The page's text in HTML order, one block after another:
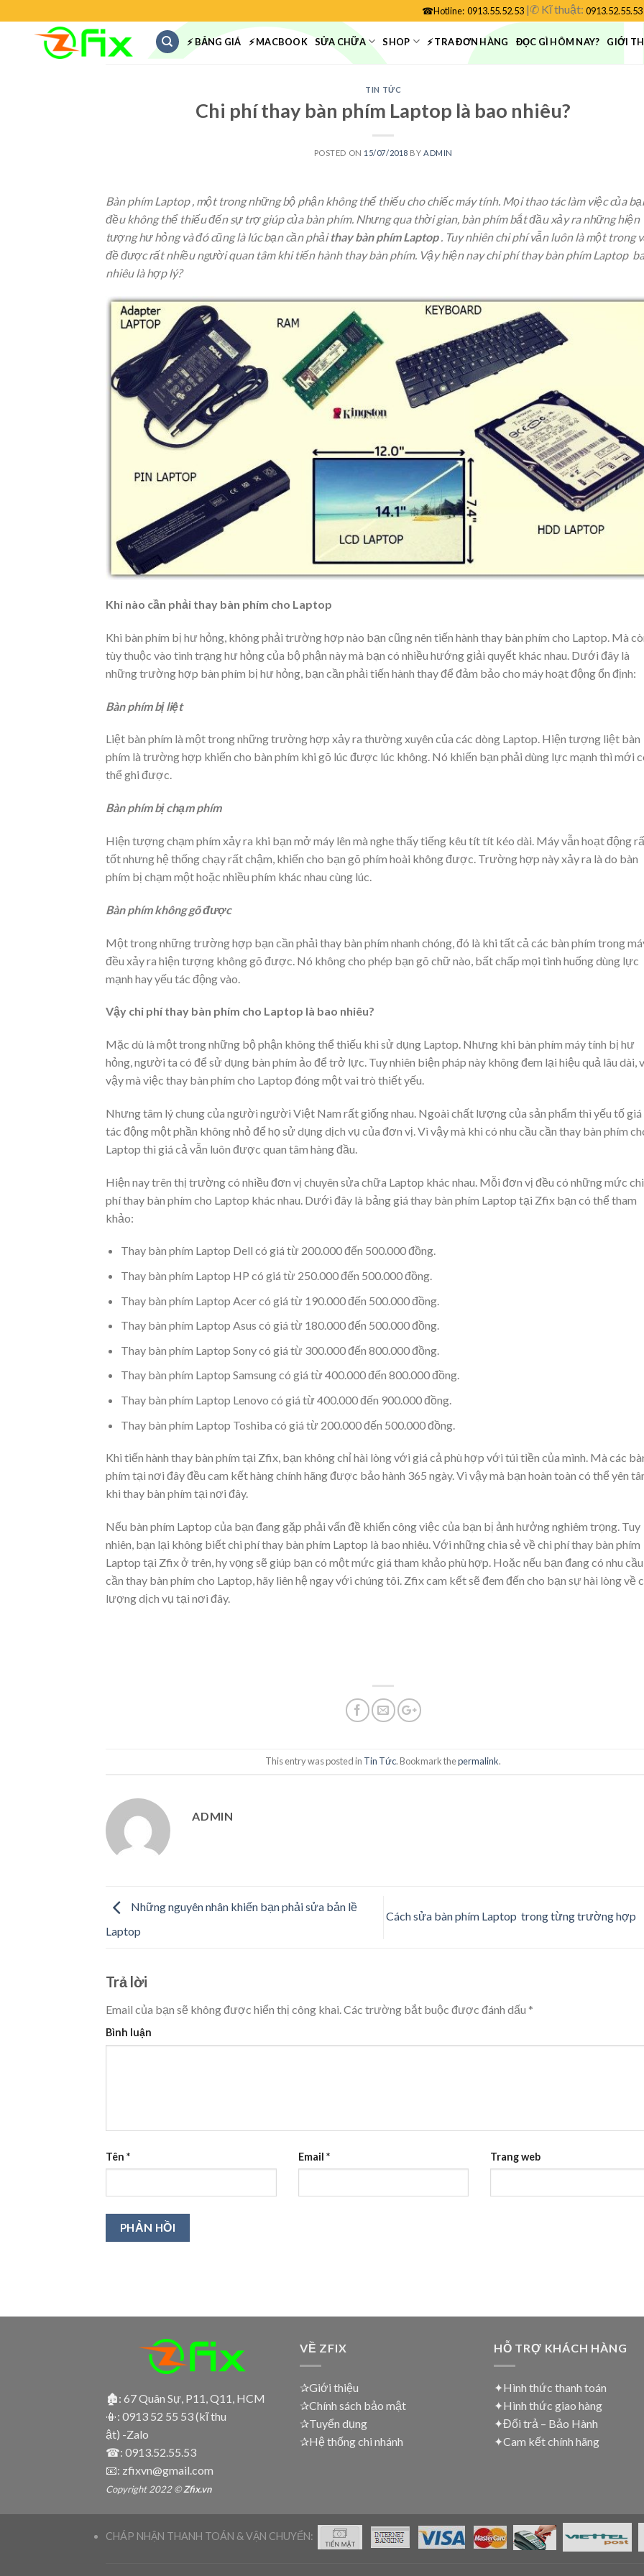
☎Hotline: 0913.55.52.53|✆ Kĩ thuật: 0913.52.55.53
⚡ BẢNG GIÁ ⚡ MACBOOK SỬA CHỮA SHOP ⚡ TRA ĐƠN HÀNG ĐỌC GÌ HÔM NAY? GIỚI
TIN TỨC
Chi phí thay bàn phím Laptop là bao nhiêu?
POSTED ON 15/07/2018 BY ADMIN
Bàn phím Laptop , một trong những bộ phận không thể thiếu cho chiếc máy tính. Mọi thao tác làm việc của
đều không thể thiếu đến sự trợ giúp của bàn phím. Nhưng qua thời gian, bàn phím bắt đầu xảy ra những hiện
tượng hư hỏng và đó cũng là lúc bạn cần phảithay bàn phím Laptop . Tuy nhiên chi phí vẫn luôn là một trong
đề được rất nhiều người quan tâm khi tiến hành thay bàn phím. Vậy hiện nay chi phí thay bàn phím Laptop
nhiêu là hợp lý?
Khi nào cần phải thay bàn phím cho Laptop
Khi bàn phím bị hư hỏng, không phải trường hợp nào bạn cũng nên tiến hành thay bàn phím cho Laptop. Mà
tùy thuộc vào tình trạng hư hỏng của bộ phận này mà bạn có nhiều hướng giải quyết khác nhau. Dưới đây là
những trường hợp bàn phím bị hư hỏng, bạn cần phải tiến hành thay để đảm bảo cho máy hoạt động ổn định:
Bàn phím bị liệt
Liệt bàn phím là một trong những trường hợp xảy ra thường xuyên của các dòng Laptop. Hiện tượng liệt bàn
phím là trường hợp khiến cho bàn phím khi gõ lúc được lúc không. Nó khiến bạn phải dùng lực mạnh thì mới
thể ghi được.
Bàn phím bị chạm phím
Hiện tượng chạm phím xảy ra khi bạn mở máy lên mà nghe thấy tiếng kêu tít tít kéo dài. Máy vẫn hoạt động
tốt nhưng hệ thống chạy rất chậm, khiến cho bạn gõ phím hoài không được. Trường hợp này xảy ra là do bàn
phím bị chạm một hoặc nhiều phím khác nhau cùng lúc.
Bàn phím không gõ được
Một trong những trường hợp bạn cần phải thay bàn phím nhanh chóng, đó là khi tất cả các bàn phím trong
đều xảy ra hiện tượng không gõ được. Nó không cho phép bạn gõ chữ nào, bất chấp mọi tình huống dùng lực
mạnh hay yếu tác động vào.
Vậy chi phí thay bàn phím cho Laptop là bao nhiêu?
Mặc dù là một trong những bộ phận không thể thiếu khi sử dụng Laptop. Nhưng khi bàn phím máy tính bị hư
hỏng, người ta có để sử dụng bàn phím ảo để trở lực. Tuy nhiên biện pháp này không đem lại hiệu quả lâu dài,
vậy mà việc thay bàn phím cho Laptop đóng một vai trò thiết yếu.
Nhưng tâm lý chung của người người Việt Nam rất giống nhau. Ngoài chất lượng của sản phẩm thì yếu tố giá
tác động một phần không nhỏ để họ sử dụng dịch vụ của đơn vị. Vì vậy mà khi có nhu cầu cần thay bàn phím
Laptop thì giá cả vẫn luôn được quan tâm hàng đầu.
Hiện nay trên thị trường có nhiều đơn vị chuyên sửa chữa Laptop khác nhau. Mỗi đơn vị đều có những mức chi
phí thay bàn phím cho Laptop khác nhau. Dưới đây là bảng giá thay bàn phím Laptop tại Zfix bạn có thể tham
khảo:
Thay bàn phím Laptop Dell có giá từ 200.000 đến 500.000 đồng.
Thay bàn phím Laptop HP có giá từ 250.000 đến 500.000 đồng.
Thay bàn phím Laptop Acer có giá từ 190.000 đến 500.000 đồng.
Thay bàn phím Laptop Asus có giá từ 180.000 đến 500.000 đồng.
Thay bàn phím Laptop Sony có giá từ 300.000 đến 800.000 đồng.
Thay bàn phím Laptop Samsung có giá từ 400.000 đến 800.000 đồng.
Thay bàn phím Laptop Lenovo có giá từ 400.000 đến 900.000 đồng.
Thay bàn phím Laptop Toshiba có giá từ 200.000 đến 500.000 đồng.
Khi tiến hành thay bàn phím tại Zfix, bạn không chỉ hài lòng với giá cả phù hợp với túi tiền của mình. Mà các
phím tại nơi đây đều cam kết hàng chính hãng được bảo hành 365 ngày. Vì vậy mà bạn hoàn toàn có thể yên
khi thay bàn phím tại nơi đây.
Nếu bàn phím Laptop của bạn đang gặp phải vấn đề khiến công việc của bạn bị ảnh hưởng nghiêm trọng. Tuy
nhiên, bạn lại không biết chi phí thay bàn phím Laptop là bao nhiêu. Với những chia sẻ về chi phí thay bàn phím
Laptop tại Zfix ở trên, hy vọng sẽ giúp bạn có một mức giá tham khảo phù hợp. Hoặc nếu bạn đang có nhu cầu
cần thay bàn phím cho Laptop, hãy liên hệ ngay với chúng tôi. Zfix cam kết sẽ đem đến cho bạn sự hài lòng về
lượng dịch vụ tại nơi đây.
This entry was posted in Tin Tức. Bookmark thepermalink.
ADMIN
Những nguyên nhân khiến bạn phải sửa bản lề
Laptop
Cách sửa bàn phím Laptop trong từng trường hợp
Trả lời
Email của bạn sẽ không được hiển thị công khai.Các trường bắt buộc được đánh dấu *
Bình luận
Tên * Email * Trang web
🏚: 67 Quân Sự, P11, Q11, HCM
📳: 0913 52 55 53 (kĩ thu
ật) -Zalo
☎: 0913.52.55.53
📧: zfixvn@gmail.com
Copyright 2022 ©Zfix.vn
VỀ ZFIX
✰Giới thiệu
✰Chính sách bảo mật
✰Tuyển dụng
✰Hệ thống chi nhánh
HỖ TRỢ KHÁCH HÀNG
✦Hình thức thanh toán
✦Hình thức giao hàng
✦Đổi trả – Bảo Hành
✦Cam kết chính hãng
CHÁP NHẬN THANH TOÁN & VẬN CHUYỂN: